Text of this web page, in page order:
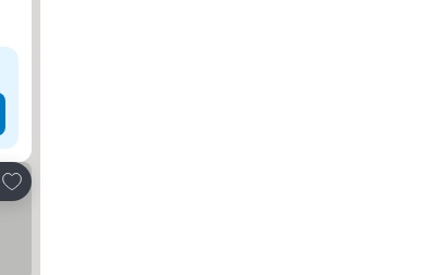
Toevoegen aan favorieten